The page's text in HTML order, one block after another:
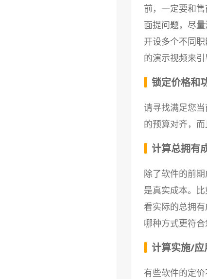
前，一定要和
面提问题，尽
开设多个不同
的演示视频来引
锁定价格和
请寻找满足您
的预算对齐，而
计算总拥有
除了软件的前
是真实成本。
看实际的总拥
哪种方式更符合
计算实施/应
有些软件的定